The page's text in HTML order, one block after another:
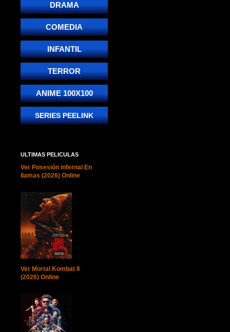
DRAMA
COMEDIA
INFANTIL
TERROR
ANIME 100X100
SERIES PEELINK
ULTIMAS PELICULAS
Ver Posesión infernal En
llamas (2026) Online
Ver Mortal Kombat II
(2026) Online